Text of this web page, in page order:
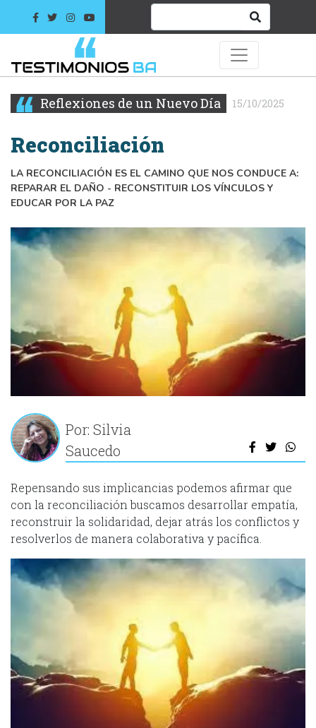
Reflexiones de un Nuevo Día 15/10/2025
Reconciliación
LA RECONCILIACIÓN ES EL CAMINO QUE NOS CONDUCE A:
REPARAR EL DAÑO - RECONSTITUIR LOS VÍNCULOS Y
EDUCAR POR LA PAZ
Por: Silvia
Saucedo
Repensando sus implicancias podemos afirmar que
con la reconciliación buscamos desarrollar empatía,
reconstruir la solidaridad, dejar atrás los conflictos y
resolverlos de manera colaborativa y pacífica.